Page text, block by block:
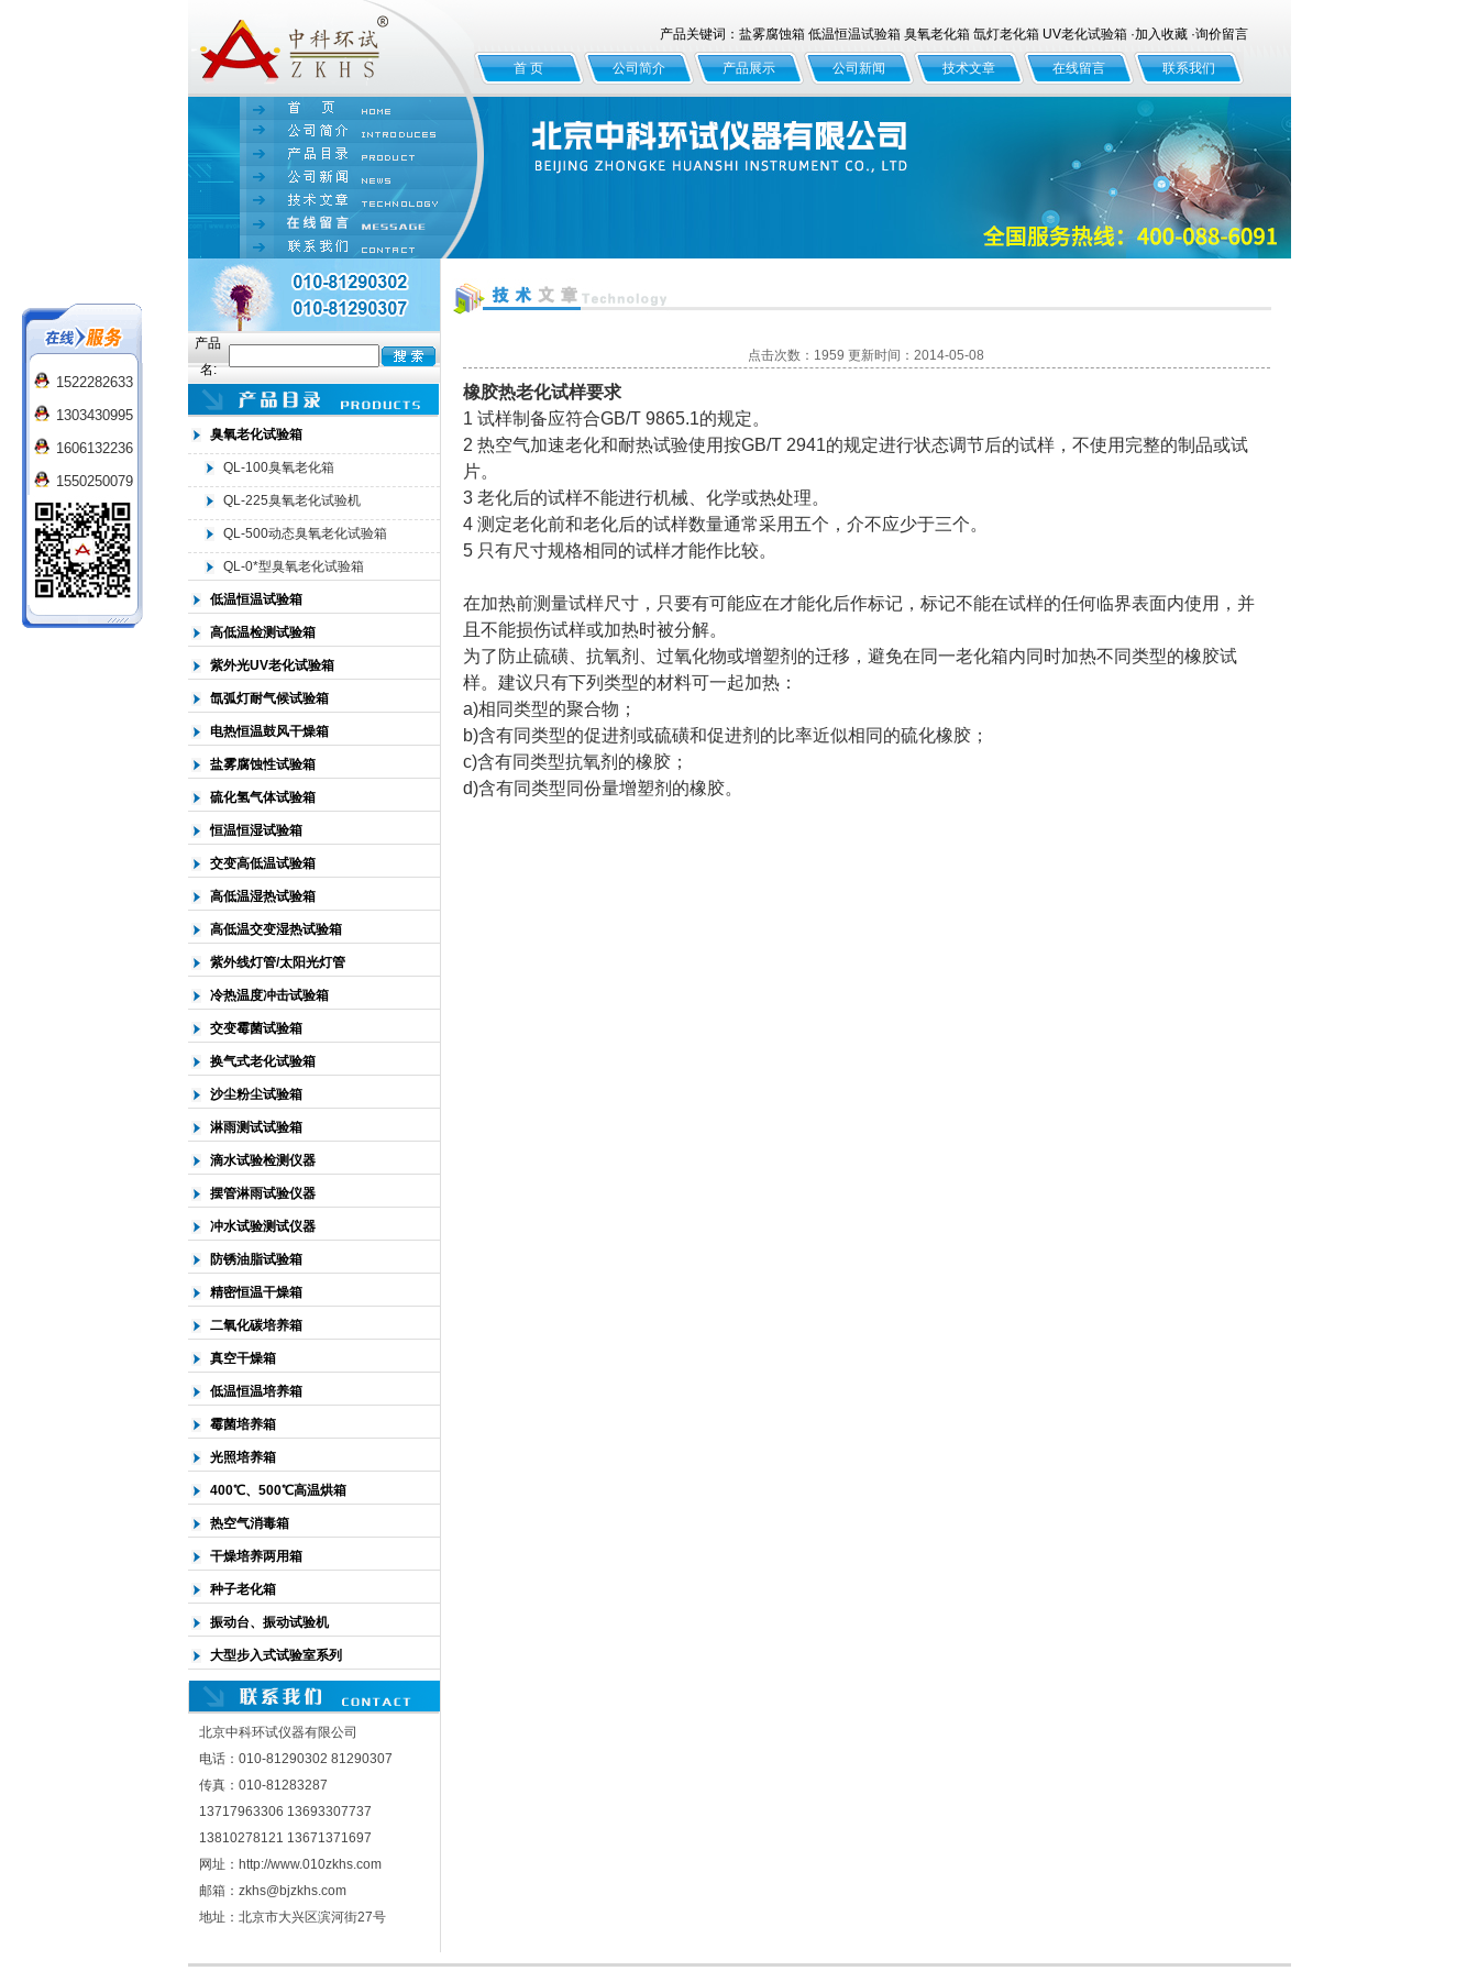
北京中科环试仪器有限公司
产品关键词：盐雾腐蚀箱 低温恒温试验箱 臭氧老化箱 氙灯老化箱 UV老化试验箱 ·加入收藏·询价留言
首 页 公司简介 产品展示 公司新闻 技术文章 在线留言 联系我们
产品
名:
臭氧老化试验箱
QL-100臭氧老化箱
QL-225臭氧老化试验机
QL-500动态臭氧老化试验箱
QL-0*型臭氧老化试验箱
低温恒温试验箱
高低温检测试验箱
紫外光UV老化试验箱
氙弧灯耐气候试验箱
电热恒温鼓风干燥箱
盐雾腐蚀性试验箱
硫化氢气体试验箱
恒温恒湿试验箱
交变高低温试验箱
高低温湿热试验箱
高低温交变湿热试验箱
紫外线灯管/太阳光灯管
冷热温度冲击试验箱
交变霉菌试验箱
换气式老化试验箱
沙尘粉尘试验箱
淋雨测试试验箱
滴水试验检测仪器
摆管淋雨试验仪器
冲水试验测试仪器
防锈油脂试验箱
精密恒温干燥箱
二氧化碳培养箱
真空干燥箱
低温恒温培养箱
霉菌培养箱
光照培养箱
400℃、500℃高温烘箱
热空气消毒箱
干燥培养两用箱
种子老化箱
振动台、振动试验机
大型步入式试验室系列
北京中科环试仪器有限公司
电话：010-81290302 81290307
传真：010-81283287
13717963306 13693307737
13810278121 13671371697
网址：http://www.010zkhs.com
邮箱：zkhs@bjzkhs.com
地址：北京市大兴区滨河街27号
点击次数：1959 更新时间：2014-05-08
橡胶热老化试样要求
1 试样制备应符合GB/T 9865.1的规定。
2 热空气加速老化和耐热试验使用按GB/T 2941的规定进行状态调节后的试样，不使用完整的制品或试
片。
3 老化后的试样不能进行机械、化学或热处理。
4 测定老化前和老化后的试样数量通常采用五个，介不应少于三个。
5 只有尺寸规格相同的试样才能作比较。
在加热前测量试样尺寸，只要有可能应在才能化后作标记，标记不能在试样的任何临界表面内使用，并
且不能损伤试样或加热时被分解。
为了防止硫磺、抗氧剂、过氧化物或增塑剂的迁移，避免在同一老化箱内同时加热不同类型的橡胶试
样。建议只有下列类型的材料可一起加热：
a)相同类型的聚合物；
b)含有同类型的促进剂或硫磺和促进剂的比率近似相同的硫化橡胶；
c)含有同类型抗氧剂的橡胶；
d)含有同类型同份量增塑剂的橡胶。
1522282633
1303430995
1606132236
1550250079